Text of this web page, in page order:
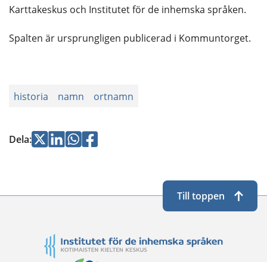
i
nytt
Karttakeskus och Institutet för de inhemska språken.
Spalten är ursprungligen publicerad i Kommuntorget.
historia namn ortnamn
Dela:Jaa Jaa Jaa
Jaa
Till toppen